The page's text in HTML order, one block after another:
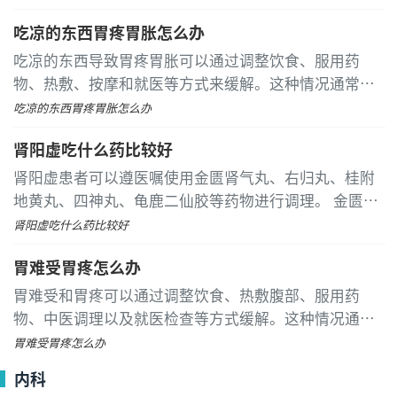
日一次，每次10毫克，饭前服用
吃凉的东西胃疼胃胀怎么办
吃凉的东西导致胃疼胃胀可以通过调整饮食、服用药
物、热敷、按摩和就医等方式来缓解。这种情况通常由
胃寒、消化不良、胃炎、胃溃疡或胃肠功能紊乱等原因
吃凉的东西胃疼胃胀怎么办
肾阳虚吃什么药比较好
肾阳虚患者可以遵医嘱使用金匮肾气丸、右归丸、桂附
地黄丸、四神丸、龟鹿二仙胶等药物进行调理。 金匮肾
气丸适用于肾阳虚引起的腰膝酸软和畏寒肢冷。该药成
阴补肾
肾阳虚吃什么药比较好
胃难受胃疼怎么办
胃难受和胃疼可以通过调整饮食、热敷腹部、服用药
物、中医调理以及就医检查等方式缓解。这种情况通常
由饮食不当、胃炎、胃溃疡、胃痉挛或胃肠功能紊乱等
胃难受胃疼怎么办
内科